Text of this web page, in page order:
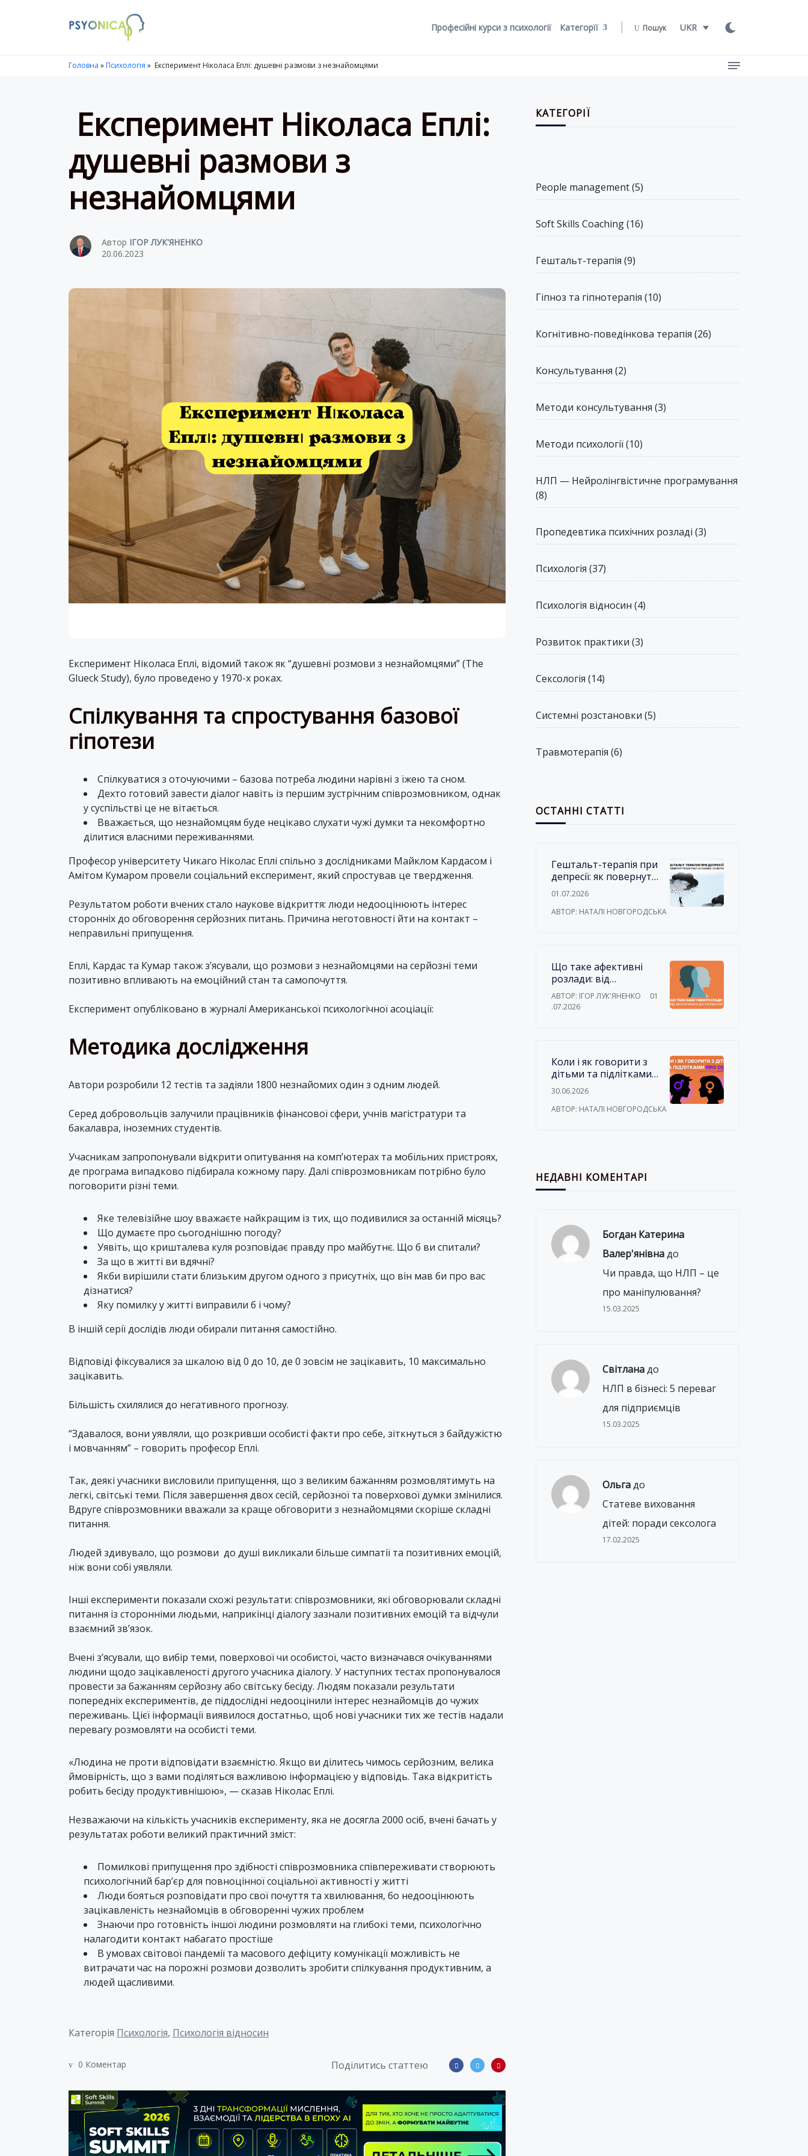
Професійні курси з психології Категорїї Пошук UKR
Головна » Психологія » Експеримент Ніколаса Еплі: душевні размови з незнайомцями
Експеримент Ніколаса Еплі:
душевні размови з
незнайомцями
Автор ІГОР ЛУК'ЯНЕНКО
20.06.2023
Експеримент Ніколаса Еплі, відомий також як “душевні розмови з незнайомцями” (The
Glueck Study), було проведено у 1970-х роках.
Спілкування та спростування базової
гіпотези
Спілкуватися з оточуючими – базова потреба людини нарівні з їжею та сном.
Дехто готовий завести діалог навіть із першим зустрічним співрозмовником, однак
у суспільстві це не вітається.
Вважається, що незнайомцям буде нецікаво слухати чужі думки та некомфортно
ділитися власними переживаннями.
Професор університету Чикаго Ніколас Еплі спільно з дослідниками Майклом Кардасом і
Амітом Кумаром провели соціальний експеримент, який спростував це твердження.
Результатом роботи вчених стало наукове відкриття: люди недооцінюють інтерес
сторонніх до обговорення серйозних питань. Причина неготовності йти на контакт –
неправильні припущення.
Еплі, Кардас та Кумар також з’ясували, що розмови з незнайомцями на серйозні теми
позитивно впливають на емоційний стан та самопочуття.
Експеримент опубліковано в журналі Американської психологічної асоціації:
Методика дослідження
Автори розробили 12 тестів та задіяли 1800 незнайомих один з одним людей.
Серед добровольців залучили працівників фінансової сфери, учнів магістратури та
бакалавра, іноземних студентів.
Учасникам запропонували відкрити опитування на комп’ютерах та мобільних пристроях,
де програма випадково підбирала кожному пару. Далі співрозмовникам потрібно було
поговорити різні теми.
Яке телевізійне шоу вважаєте найкращим із тих, що подивилися за останній місяць?
Що думаєте про сьогоднішню погоду?
Уявіть, що кришталева куля розповідає правду про майбутнє. Що б ви спитали?
За що в житті ви вдячні?
Якби вирішили стати близьким другом одного з присутніх, що він мав би про вас
дізнатися?
Яку помилку у житті виправили б і чому?
В іншій серії дослідів люди обирали питання самостійно.
Відповіді фіксувалися за шкалою від 0 до 10, де 0 зовсім не зацікавить, 10 максимально
зацікавить.
Більшість схилялися до негативного прогнозу.
“Здавалося, вони уявляли, що розкривши особисті факти про себе, зіткнуться з байдужістю
і мовчанням” – говорить професор Еплі.
Так, деякі учасники висловили припущення, що з великим бажанням розмовлятимуть на
легкі, світські теми. Після завершення двох сесій, серйозної та поверхової думки змінилися.
Вдруге співрозмовники вважали за краще обговорити з незнайомцями скоріше складні
питання.
Людей здивувало, що розмови до душі викликали більше симпатії та позитивних емоцій,
ніж вони собі уявляли.
Інші експерименти показали схожі результати: співрозмовники, які обговорювали складні
питання із сторонніми людьми, наприкінці діалогу зазнали позитивних емоцій та відчули
взаємний зв’язок.
Вчені з’ясували, що вибір теми, поверхової чи особистої, часто визначався очікуваннями
людини щодо зацікавленості другого учасника діалогу. У наступних тестах пропонувалося
провести за бажанням серйозну або світську бесіду. Людям показали результати
попередніх експериментів, де піддослідні недооцінили інтерес незнайомців до чужих
переживань. Цієї інформації виявилося достатньо, щоб нові учасники тих же тестів надали
перевагу розмовляти на особисті теми.
«Людина не проти відповідати взаємністю. Якщо ви ділитесь чимось серйозним, велика
ймовірність, що з вами поділяться важливою інформацією у відповідь. Така відкритість
робить бесіду продуктивнішою», — сказав Ніколас Еплі.
Незважаючи на кількість учасників експерименту, яка не досягла 2000 осіб, вчені бачать у
результатах роботи великий практичний зміст:
Помилкові припущення про здібності співрозмовника співпереживати створюють
психологічний бар’єр для повноцінної соціальної активності у житті
Люди бояться розповідати про свої почуття та хвилювання, бо недооцінюють
зацікавленість незнайомців в обговоренні чужих проблем
Знаючи про готовність іншої людини розмовляти на глибокі теми, психологічно
налагодити контакт набагато простіше
В умовах світової пандемії та масового дефіциту комунікації можливість не
витрачати час на порожні розмови дозволить зробити спілкування продуктивним, а
людей щасливими.
Категорія Психологія, Психологія відносин
0 Коментар Поділитись статтею
КАТЕГОРІЇ
People management(5)
Soft Skills Coaching(16)
Гештальт-терапія (9)
Гіпноз та гіпнотерапія (10)
Когнітивно-поведінкова терапія (26)
Консультування (2)
Методи консультування (3)
Методи психології(10)
НЛП — Нейролінгвістичне програмування
(8)
Пропедевтика психічних розладі (3)
Психологія (37)
Психологія відносин (4)
Розвиток практики (3)
Сексологія (14)
Системні розстановки (5)
Травмотерапія (6)
ОСТАННІ СТАТТІ
Гештальт-терапія при
депресії: як повернути
контакт із собою і зі
світом
АВТОР: НАТАЛІ НОВГОРОДСЬКА
01.07.2026
Що таке афективні
розлади: від
визначення до
лікування
АВТОР: ІГОР ЛУК'ЯНЕНКО
01
.07.2026
Коли і як говорити з
дітьми та підлітками
про секс
АВТОР: НАТАЛІ НОВГОРОДСЬКА
30.06.2026
НЕДАВНІ КОМЕНТАРІ
Богдан Катерина
Валер'янівнадо
Чи правда, що НЛП – це
про маніпулювання?
15.03.2025
Світланадо
НЛП в бізнесі: 5 переваг
для підприємців
15.03.2025
Ольгадо
Статеве виховання
дітей: поради сексолога
17.02.2025